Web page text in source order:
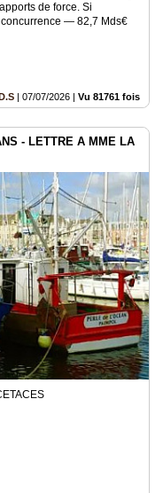
de force. Si
— 82,7 Mds€
| 07/07/2026 | Vu 81761 fois
- LETTRE A MME LA